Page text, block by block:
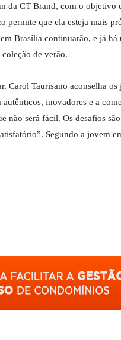
da CT Brand, com o objetivo
permite que ela esteja mais
Brasília continuarão, e já
de verão.
Carol Taurisano aconselha
inovadores e a
não será fácil. Os desafios
Segundo a jovem